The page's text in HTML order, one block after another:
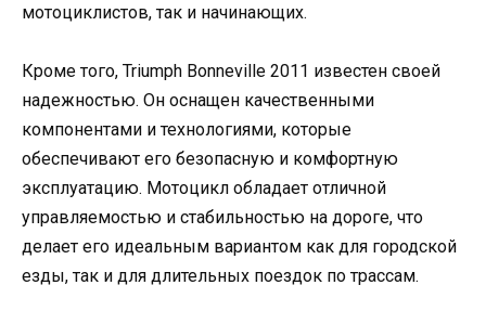
мотоциклистов, так и начинающих.
Кроме того, Triumph Bonneville 2011 известен своей
надежностью. Он оснащен качественными
компонентами и технологиями, которые
обеспечивают его безопасную и комфортную
эксплуатацию. Мотоцикл обладает отличной
управляемостью и стабильностью на дороге, что
делает его идеальным вариантом как для городской
езды, так и для длительных поездок по трассам.